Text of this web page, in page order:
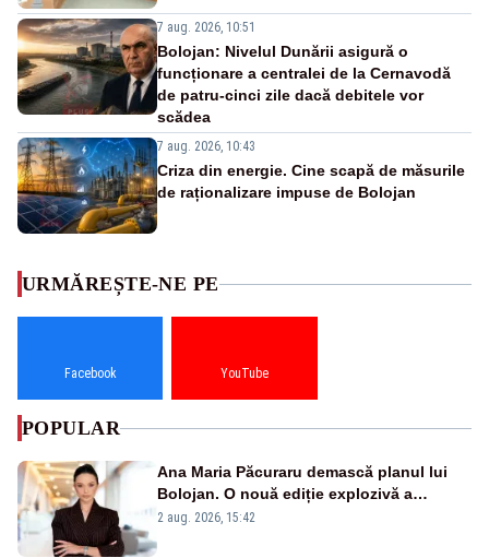
7 aug. 2026, 10:51
Bolojan: Nivelul Dunării asigură o
funcționare a centralei de la Cernavodă
de patru-cinci zile dacă debitele vor
scădea
7 aug. 2026, 10:43
Criza din energie. Cine scapă de măsurile
de raționalizare impuse de Bolojan
URMĂREȘTE-NE PE
Facebook YouTube
POPULAR
Ana Maria Păcuraru demască planul lui
Bolojan. O nouă ediție explozivă a
emisiunii „Miza Zilei” la Realitatea PLUS
2 aug. 2026, 15:42